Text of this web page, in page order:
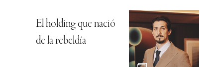
El holding que nació
de la rebeldía